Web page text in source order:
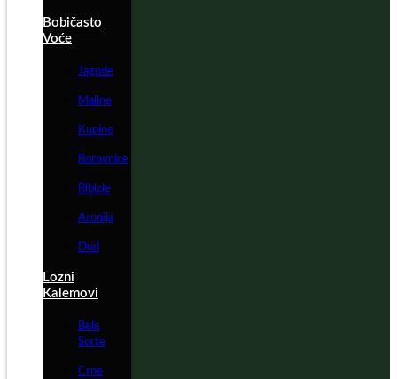
Bobičasto
Voće
Jagode
Maline
Kupine
Borovnice
Ribizle
Aronija
Dud
Lozni
Kalemovi
Bele
Sorte
Crne